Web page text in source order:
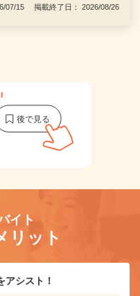
07/15 掲載終了日： 2026/08/26
イト
リット
アシスト！